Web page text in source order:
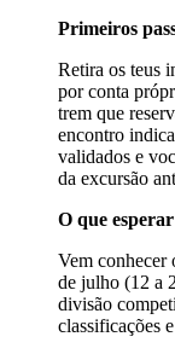
Primeiros
Retira os teus
por conta
trem que
encontro
validados e
da excursão
O que esperar
Vem conhecer
de julho (12 a
divisão
classificações